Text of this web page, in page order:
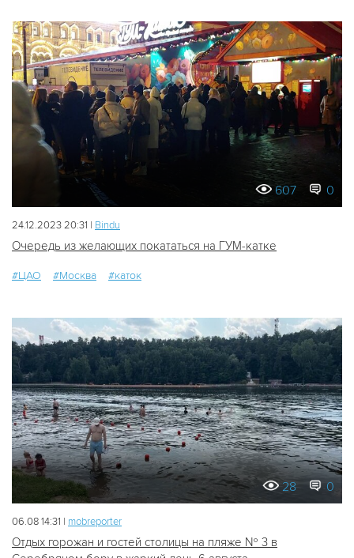
607 0
24.12.2023 20:31 | Bindu
Очередь из желающих покататься на ГУМ-катке
#ЦАО #Москва #каток
28 0
06.08 14:31 | mobreporter
Отдых горожан и гостей столицы на пляже № 3 в